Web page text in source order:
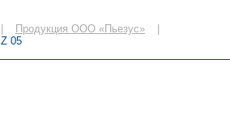
Продукция ООО «Пьезус»
05